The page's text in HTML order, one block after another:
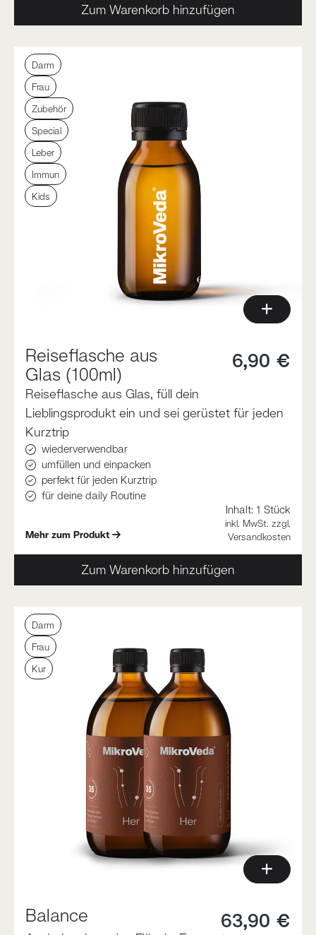
Zum Warenkorb hinzufügen
Darm
Frau
Zubehör
Special
Leber
Immun
Kids
Reiseflasche aus
Glas (100ml)
6,90 €
Reiseflasche aus Glas, füll dein
Lieblingsprodukt ein und sei gerüstet für jeden
Kurztrip
wiederverwendbar
umfüllen und einpacken
perfekt für jeden Kurztrip
für deine daily Routine
Mehr zum Produkt
Inhalt: 1 Stück
inkl. MwSt. zzgl.
Versandkosten
Zum Warenkorb hinzufügen
Darm
Frau
Kur
Balance 63,90 €